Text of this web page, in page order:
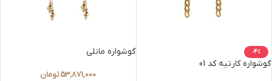
-4%
گوشواره کارتیه کد 01
گوشواره مانلی
53,871,000تومان